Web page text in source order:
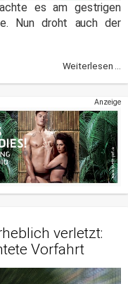
es am gestrigen
Nun droht auch der
Weiterlesen ...
Anzeige
verletzt:
Vorfahrt